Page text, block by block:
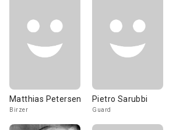
Matthias Petersen
Birzer
Pietro Sarubbi
Guard